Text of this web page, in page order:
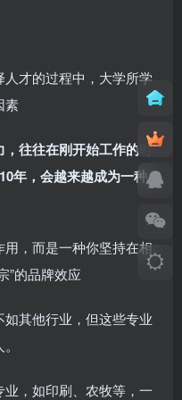
才的过程中，大学所学
素
，往往在刚开始工作的时
年，会越来越成为一种
，而是一种你坚持在相
”的品牌效应
其他行业，但这些专业
，如印刷、农牧等，一